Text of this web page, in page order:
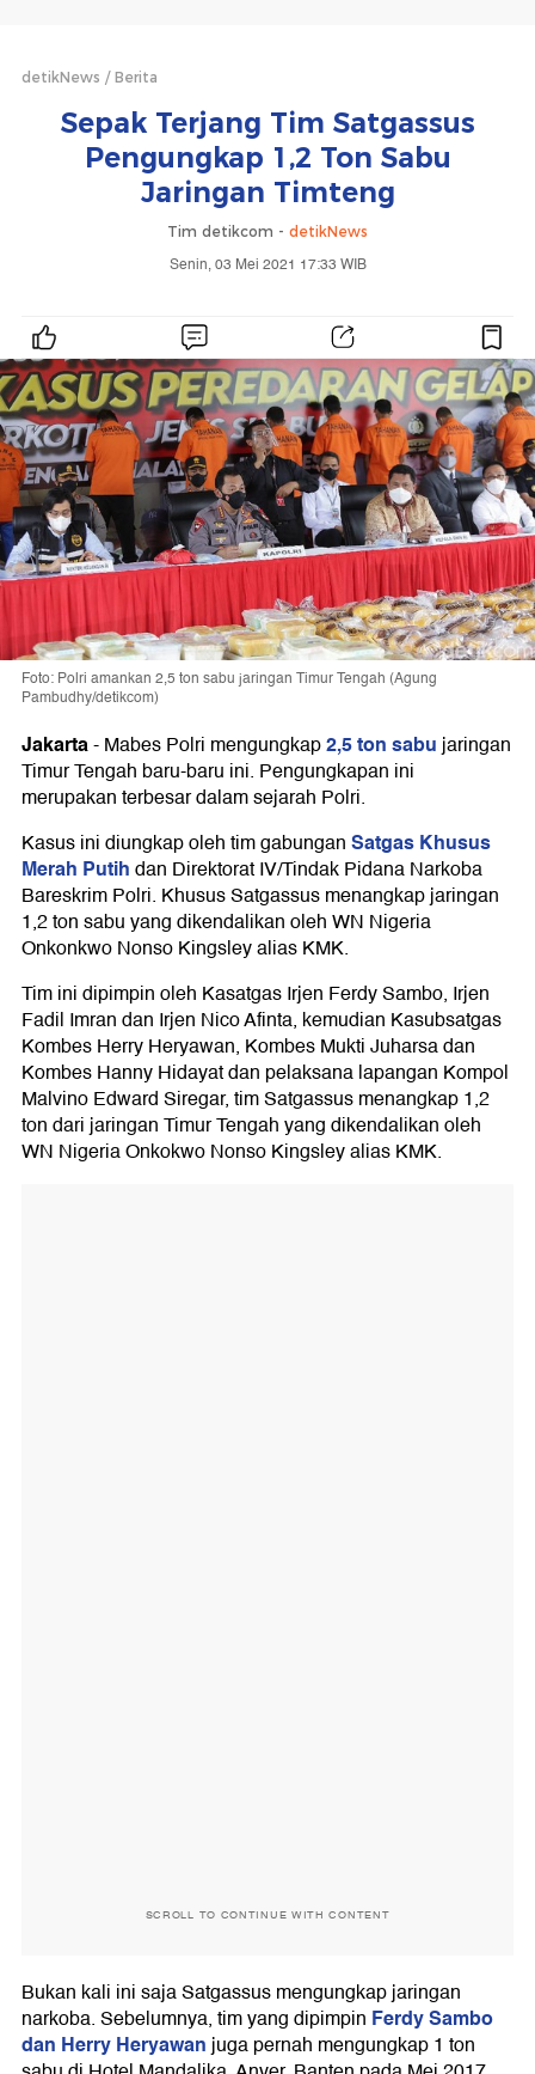
detikNews Berita
Sepak Terjang Tim Satgassus
Pengungkap 1,2 Ton Sabu
Jaringan Timteng
Tim detikcom - detikNews
Senin, 03 Mei 2021 17:33 WIB
Foto: Polri amankan 2,5 ton sabu jaringan Timur Tengah (Agung
Pambudhy/detikcom)
Jakarta-Mabes Polri mengungkap2,5 ton sabujaringan
Timur Tengah baru-baru ini. Pengungkapan ini
merupakan terbesar dalam sejarah Polri.
Kasus ini diungkap oleh tim gabunganSatgas Khusus
Merah Putihdan Direktorat IV/Tindak Pidana Narkoba
Bareskrim Polri. Khusus Satgassus menangkap jaringan
1,2 ton sabu yang dikendalikan oleh WN Nigeria
Onkonkwo Nonso Kingsley alias KMK.
Tim ini dipimpin oleh Kasatgas Irjen Ferdy Sambo, Irjen
Fadil Imran dan Irjen Nico Afinta, kemudian Kasubsatgas
Kombes Herry Heryawan, Kombes Mukti Juharsa dan
Kombes Hanny Hidayat dan pelaksana lapangan Kompol
Malvino Edward Siregar, tim Satgassus menangkap 1,2
ton dari jaringan Timur Tengah yang dikendalikan oleh
WN Nigeria Onkokwo Nonso Kingsley alias KMK.
SCROLL TO CONTINUE WITH CONTENT
Bukan kali ini saja Satgassus mengungkap jaringan
narkoba. Sebelumnya, tim yang dipimpin Ferdy Sambo
dan Herry Heryawanjuga pernah mengungkap 1 ton